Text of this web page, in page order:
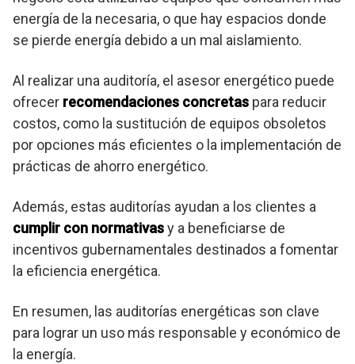
energía de la necesaria, o que hay espacios donde
se pierde energía debido a un mal aislamiento.
Al realizar una auditoría, el asesor energético puede
ofrecer recomendaciones concretas para reducir
costos, como la sustitución de equipos obsoletos
por opciones más eficientes o la implementación de
prácticas de ahorro energético.
Además, estas auditorías ayudan a los clientes a
cumplir con normativasy a beneficiarse de
incentivos gubernamentales destinados a fomentar
la eficiencia energética.
En resumen, las auditorías energéticas son clave
para lograr un uso más responsable y económico de
la energía.